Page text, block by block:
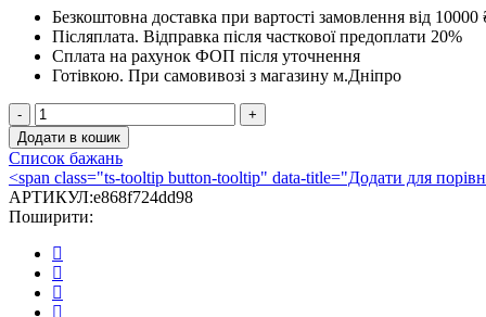
Безкоштовна доставка при вартості замовлення від 10000
Післяплата. Відправка після часткової предоплати 20%
Сплата на рахунок ФОП після уточнення
Готівкою. При самовивозі з магазину м.Дніпро
Камінна
топка
Kratki
MBM
10
права
BS
гільйотина
(10,0
кВт)
кількість
Додати в кошик
Список бажань
<span class="ts-tooltip button-tooltip" data-title="Додати для
АРТИКУЛ:e868f724dd98
Поширити: